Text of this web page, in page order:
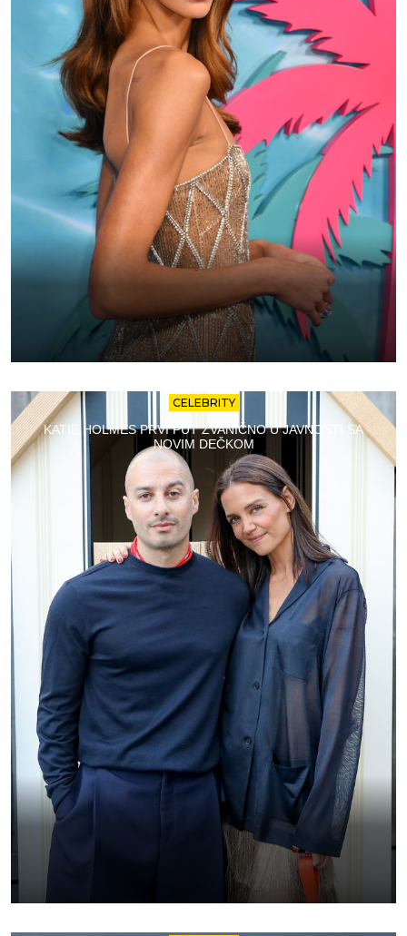
CELEBRITY
KATIE HOLMES PRVI PUT ZVANIČNO U JAVNOSTI SA
NOVIM DEČKOM